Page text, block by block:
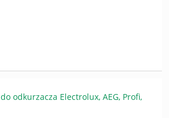
odkurzacza Electrolux, AEG, Profi,